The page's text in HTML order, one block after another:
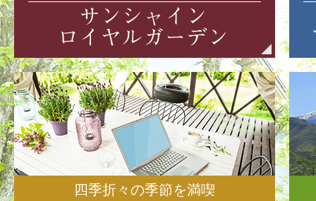
四季折々の季節を満喫